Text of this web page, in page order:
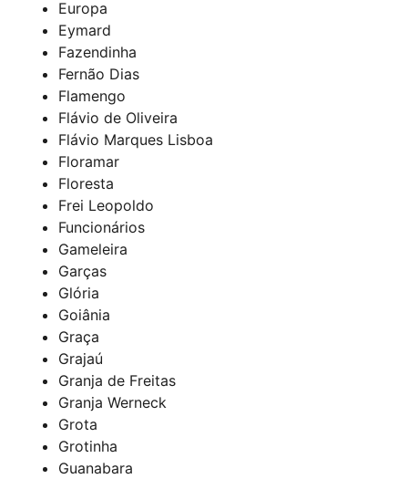
Europa
Eymard
Fazendinha
Fernão Dias
Flamengo
Flávio de Oliveira
Flávio Marques Lisboa
Floramar
Floresta
Frei Leopoldo
Funcionários
Gameleira
Garças
Glória
Goiânia
Graça
Grajaú
Granja de Freitas
Granja Werneck
Grota
Grotinha
Guanabara